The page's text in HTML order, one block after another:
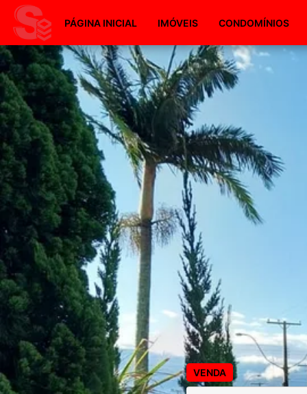
PÁGINA INICIAL IMÓVEIS CONDOMÍNIOS
VENDA